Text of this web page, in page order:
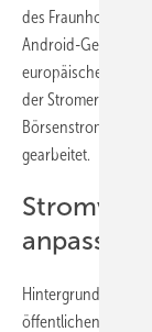
des Fraunhofer-
Android-Geräte im
europäische
der
Börsenstrompreis
gearbeitet.
anpassen
Hintergrund ist
öffentlichen